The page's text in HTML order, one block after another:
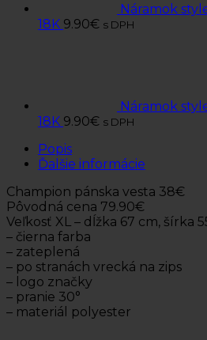
Náramok
18K 9.90€ s DPH
Náramok
18K 9.90€ s DPH
Popis
Ďalšie informácie
Champion pánska vesta 38€
Pôvodná cena 79.90€
Veľkosť XL – dĺžka 67 cm, šírka
– čierna farba
– zateplená
– po stranách vrecká na zips
– logo značky
– pranie 30°
– materiál polyester